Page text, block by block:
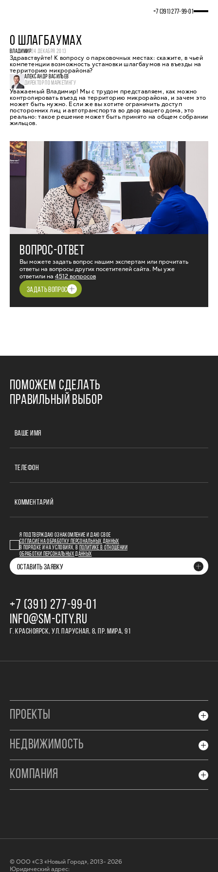
+7 (391) 277‒99‒01
О ШЛАГБАУМАХ
ВЛАДИМИР24 ДЕКАБРЯ 2013
Здравствуйте! К вопросу о парковочных местах: скажите, в чьей
компетенции возможность установки шлагбаумов на въезды на
территорию микрорайона?
АЛЕКСАНДР ВАСИЛЬЕВ
ДИРЕКТОР ПО МАРКЕТИНГУ
Уважаемый Владимир! Мы с трудом представляем, как можно
контролировать въезд на территорию микрорайона, и зачем это
может быть нужно. Если же вы хотите ограничить доступ
посторонних лиц и автотранспорта во двор вашего дома, это
реально: такое решение может быть принято на общем собрании
жильцов.
ВОПРОС-ОТВЕТ
Вы можете задать вопрос нашим экспертам или прочитать
ответы на вопросы других посетителей сайта. Мы уже
ответили на 4512 вопросов
ЗАДАТЬ ВОПРОС
ПОМОЖЕМ СДЕЛАТЬ
ПРАВИЛЬНЫЙ ВЫБОР
ВАШЕ ИМЯ
ТЕЛЕФОН
КОММЕНТАРИЙ
Я ПОДТВЕРЖДАЮ ОЗНАКОМЛЕНИЕ И ДАЮ СВОЕ
СОГЛАСИЕ НА ОБРАБОТКУ ПЕРСОНАЛЬНЫХ ДАННЫХ
В ПОРЯДКЕ И НА УСЛОВИЯХ, В
ПОЛИТИКЕ В ОТНОШЕНИИ
ОБРАБОТКИ ПЕРСОНАЛЬНЫХ ДАННЫХ
ОСТАВИТЬ ЗАЯВКУ
+7 (391) 277‒99‒01
INFO@SM-CITY.RU
Г. КРАСНОЯРСК, УЛ. ПАРУСНАЯ, 8, ПР. МИРА, 91
ПРОЕКТЫ
НЕДВИЖИМОСТЬ
КОМПАНИЯ
© ООО «СЗ «Новый Город», 2013- 2026
Юридический адрес: